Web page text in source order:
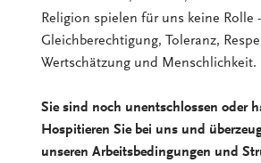
Religion spielen für uns keine Rolle
Gleichberechtigung, Toleranz,
Wertschätzung und Menschlichkeit.
Sie sind noch unentschlossen oder
Hospitieren Sie bei uns und
unseren Arbeitsbedingungen und